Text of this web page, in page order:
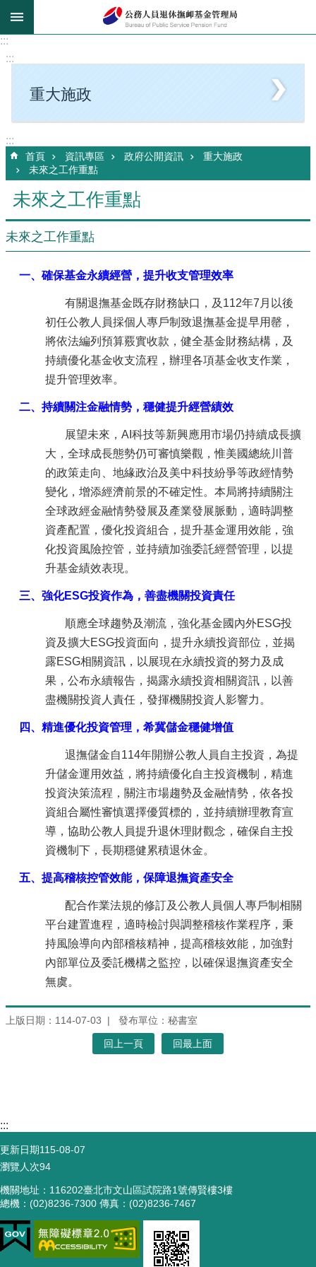
跳到主要內容區塊
:::
:::
重大施政
:::
首頁 資訊專區 政府公開資訊
重大施政
未來之工作重點
未來之工作重點
未來之工作重點
一、確保基金永續經營，提升收支管理效率
有關退撫基金既存財務缺口，及112年7月以後
初任公教人員採個人專戶制致退撫基金提早用罄，
將依法編列預算覈實收款，健全基金財務結構，及
持續優化基金收支流程，辦理各項基金收支作業，
提升管理效率。
二、持續關注金融情勢，穩健提升經營績效
展望未來，AI科技等新興應用市場仍持續成長擴
大，全球成長態勢仍可審慎樂觀，惟美國總統川普
的政策走向、地緣政治及美中科技紛爭等政經情勢
變化，增添經濟前景的不確定性。本局將持續關注
全球政經金融情勢發展及產業發展脈動，適時調整
資產配置，優化投資組合，提升基金運用效能，強
化投資風險控管，並持續加強委託經營管理，以提
升基金績效表現。
三、強化ESG投資作為，善盡機關投資責任
順應全球趨勢及潮流，強化基金國內外ESG投
資及擴大ESG投資面向，提升永續投資部位，並揭
露ESG相關資訊，以展現在永續投資的努力及成
果，公布永續報告，揭露永續投資相關資訊，以善
盡機關投資人責任，發揮機關投資人影響力。
四、精進優化投資管理，希冀儲金穩健增值
退撫儲金自114年開辦公教人員自主投資，為提
升儲金運用效益，將持續優化自主投資機制，精進
投資決策流程，關注市場趨勢及金融情勢，依各投
資組合屬性審慎選擇優質標的，並持續辦理教育宣
導，協助公教人員提升退休理財觀念，確保自主投
資機制下，長期穩健累積退休金。
五、提高稽核控管效能，保障退撫資產安全
配合作業法規的修訂及公教人員個人專戶制相關
平台建置進程，適時檢討與調整稽核作業程序，秉
持風險導向內部稽核精神，提高稽核效能，加強對
內部單位及委託機構之監控，以確保退撫資產安全
無虞。
上版日期：114-07-03 發布單位：秘書室
回上一頁 回最上面
:::
更新日期115-08-07
瀏覽人次94
機關地址：116202臺北市文山區試院路1號傳賢樓3樓
總機：(02)8236-7300 傳真：(02)8236-7467